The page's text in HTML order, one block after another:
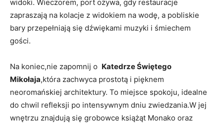
widoki. Wieczorem, ⁣port ożywa,⁢ gdy restauracje
zapraszają na kolacje​ z widokiem ⁤na ‍wodę, a pobliskie
bary ​przepełniają się dźwiękami muzyki i śmiechem
gości.
Na koniec,nie zapomnij o ‍ Katedrze Świętego
Mikołaja,która ⁢zachwyca prostotą i pięknem
neoromańskiej architektury. To miejsce spokoju, idealne‌
do ⁤chwil⁢ refleksji ​po intensywnym‌ dniu ⁤zwiedzania.W jej
wnętrzu znajdują się grobowce książąt Monako oraz